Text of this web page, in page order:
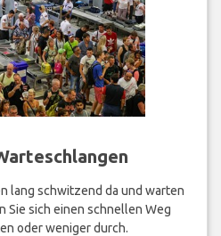
lang schwitzend da und warten
Sie sich einen schnellen Weg
oder weniger durch.